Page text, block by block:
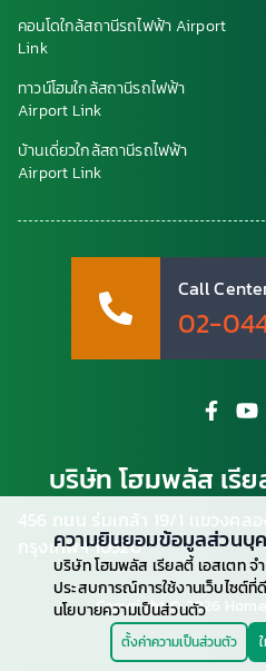
คอนโดใกล้สถานีรถไฟฟ้า Airport
Link
ทาวน์โฮมใกล้สถานีรถไฟฟ้า
Airport Link
บ้านเดี่ยวใกล้สถานีรถไฟฟ้า
Airport Link
Call
02-
บริษัท โฮมพลัส เรี
456 ถนน ร่มเกล้า 19/1 เเขวงคล
กรุงเทพฯ 10520
Copyright © 2026
ความยินยอมข้อมูลส่วน
บริษัท โฮมพลัส เรียลตี้ เอสเตท
ประสบการณ์การใช้งานเว็บไซต์
นโยบายความเป็นส่วนตัว
ตั้งค่าความเป็นส่วนตัว